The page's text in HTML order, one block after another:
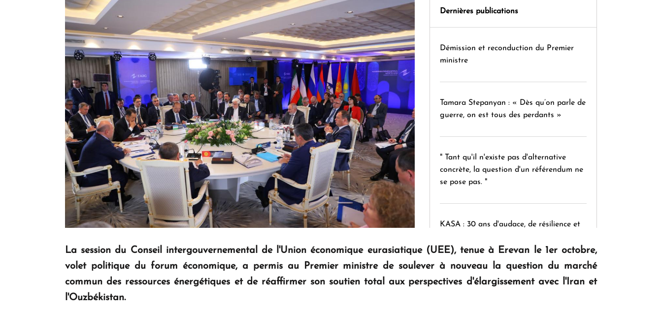
Dernières publications
Démission et reconduction du Premier
ministre
Tamara Stepanyan : « Dès qu’on parle de
guerre, on est tous des perdants »
" Tant qu'il n'existe pas d'alternative
concrète, la question d'un référendum ne
se pose pas. "
KASA : 30 ans d'audace, de résilience et
Le premier hôtel Hyatt Regency
La session du Conseil intergouvernemental de l'Union économique eurasiatique (UEE), tenue à Erevan le 1er octobre,
volet politique du forum économique, a permis au Premier ministre de soulever à nouveau la question du marché
commun des ressources énergétiques et de réaffirmer son soutien total aux perspectives d'élargissement avec l'Iran et
l'Ouzbékistan.